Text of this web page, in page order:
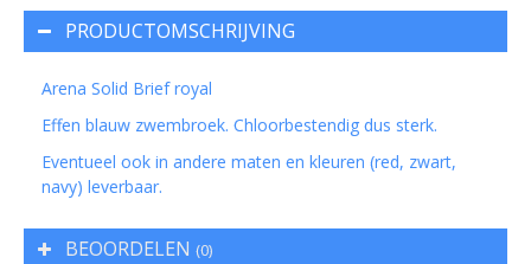
PRODUCTOMSCHRIJVING
Arena Solid Brief royal
Effen blauw zwembroek. Chloorbestendig dus sterk.
Eventueel ook in andere maten en kleuren (red, zwart,
navy) leverbaar.
BEOORDELEN (0)